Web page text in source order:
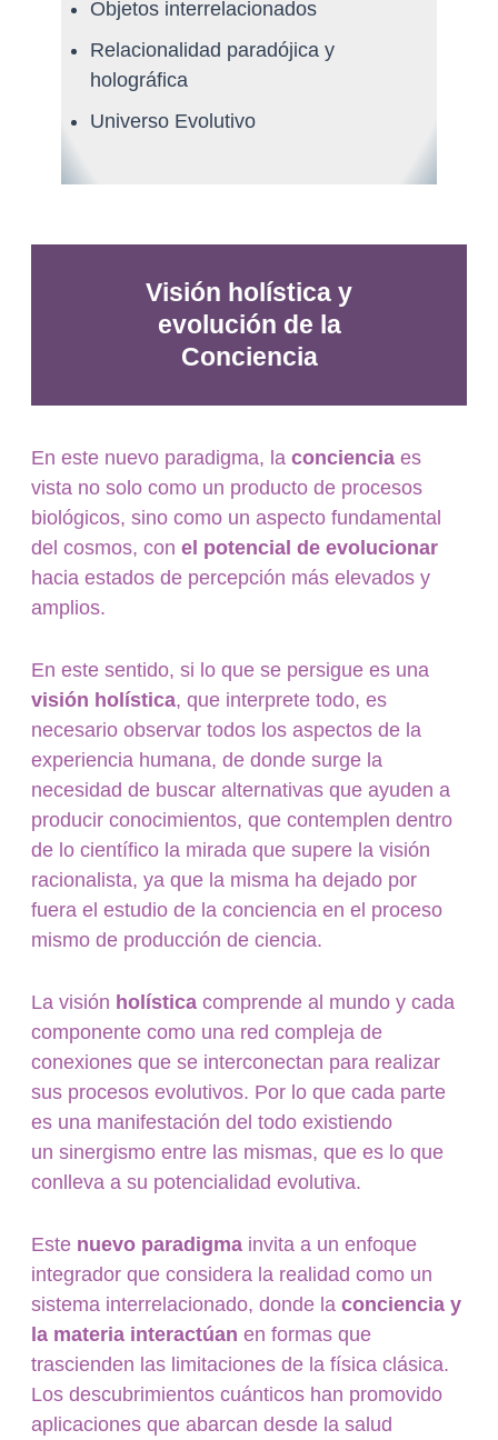
Objetos interrelacionados
Relacionalidad paradójica y
holográfica
Universo Evolutivo
Visión holística y
evolución de la
Conciencia
En este nuevo paradigma, laconcienciaes
vista no solo como un producto de procesos
biológicos, sino como un aspecto fundamental
del cosmos, con el potencial de evolucionar
hacia estados de percepción más elevados y
amplios.
En este sentido, si lo que se persigue es una
visión holística, que interprete todo, es
necesario observar todos los aspectos de la
experiencia humana, de donde surge la
necesidad de buscar alternativas que ayuden a
producir conocimientos, que contemplen dentro
de lo científico la mirada que supere la visión
racionalista, ya que la misma ha dejado por
fuera el estudio de la conciencia en el proceso
mismo de producción de ciencia.
La visión holísticacomprende al mundo y cada
componente como una red compleja de
conexiones que se interconectan para realizar
sus procesos evolutivos. Por lo que cada parte
es una manifestación del todo existiendo
un sinergismo entre las mismas, que es lo que
conlleva a su potencialidad evolutiva.
Estenuevo paradigmainvita a un enfoque
integrador que considera la realidad como un
sistema interrelacionado, donde la conciencia y
la materia interactúan en formas que
trascienden las limitaciones de la física clásica.
Los descubrimientos cuánticos han promovido
aplicaciones que abarcan desde la salud